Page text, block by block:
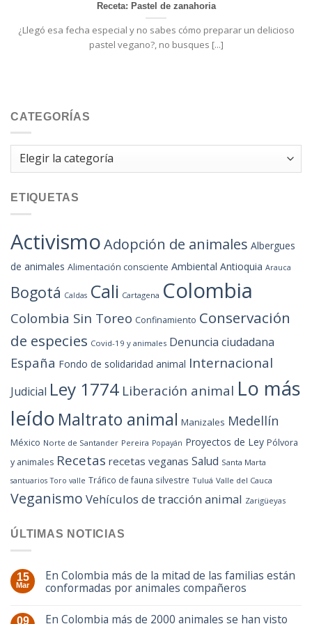
CATEGORÍAS
Categorías
ETIQUETAS
ActivismoAdopción de animales Albergues
de animales Alimentación consciente Ambiental Antioquia Arauca
Bogotá Caldas Cali Cartagena Colombia
Colombia Sin Toreo Confinamiento Conservación
de especies Covid-19 y animales Denuncia ciudadana
España Fondo de solidaridad animal Internacional
Judicial Ley 1774 Liberación animal Lo más
leído Maltrato animal Manizales Medellín
México Norte de Santander Pereira Popayán Proyectos de Ley Pólvora
y animales Recetas recetas veganas Salud Santa Marta
santuarios Toro valle Tráfico de fauna silvestre Tuluá Valle del Cauca
Veganismo Vehículos de tracción animal Zarigüeyas
ÚLTIMAS NOTICIAS
15
Mar
En Colombia más de la mitad de las familias están
conformadas por animales compañeros
09 En Colombia más de 2000 animales se han visto
Receta: Pastel de zanahoria
¿Llegó esa fecha especial y no sabes cómo preparar un delicioso
pastel vegano?, no busques [...]